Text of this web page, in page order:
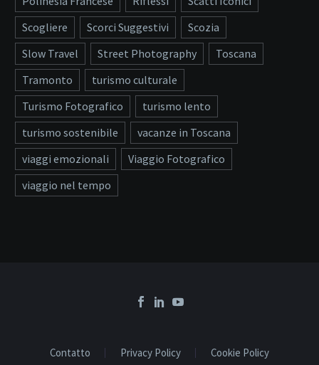
Scogliere
Scorci Suggestivi
Scozia
Slow Travel
Street Photography
Toscana
Tramonto
turismo culturale
Turismo Fotografico
turismo lento
turismo sostenibile
vacanze in Toscana
viaggi emozionali
Viaggio Fotografico
viaggio nel tempo
Contatto Privacy Policy Cookie Policy